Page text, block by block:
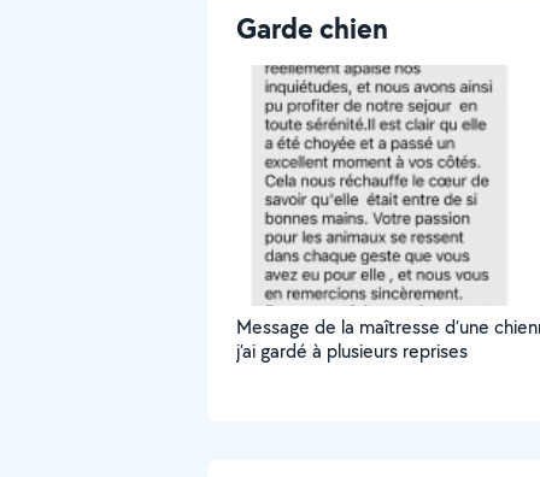
Garde chien
Message de la maîtresse d’une
j’ai gardé à plusieurs reprises